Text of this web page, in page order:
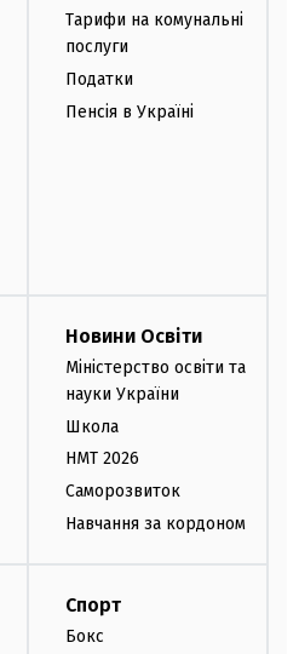
Тарифи на комунальні
послуги
Податки
Пенсія в Україні
Новини Освіти
Міністерство освіти та
науки України
Школа
НМТ 2026
Саморозвиток
Навчання за кордоном
Спорт
Бокс